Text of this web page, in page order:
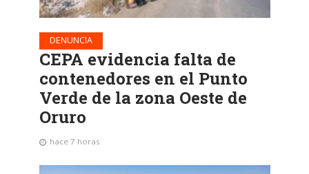
DENUNCIA
CEPA evidencia falta de
contenedores en el Punto
Verde de la zona Oeste de
Oruro
hace 7 horas